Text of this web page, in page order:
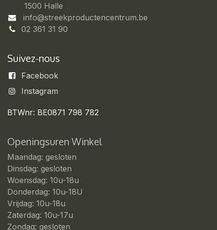
​1500 Halle
info@streekproductencentrum.be
02 361 31 90
Suivez-nous
Facebook
Instagram
BTWnr: BE0871 798 782
Openingsuren Winkel
Maandag: gesloten
Dinsdag: gesloten
Woensdag: 10u-18u
Donderdag: 10u-18U
Vrijdag: 10u-18u
Zaterdag: 10u-17u
Zondag: gesloten